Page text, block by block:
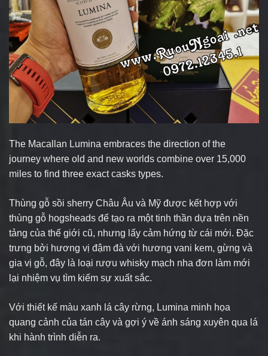
The Macallan Lumina embraces the direction of the
journey where old and new worlds combine over 15,000
miles to find three exact casks types.
Thùng gỗ sồi sherry Châu Âu và Mỹ được kết hợp với
thùng gỗ hogsheads để tạo ra một tinh thần dựa trên nền
tảng của thế giới cũ, nhưng lấy cảm hứng từ cái mới. Đặc
trưng bởi hương vị đậm đà với hương vani kem, gừng và
gia vị gỗ, đây là loại rượu whisky mạch nha đơn làm mới
lại nhiệm vụ tìm kiếm sự xuất sắc.
Với thiết kế màu xanh lá cây rừng, Lumina minh họa
quang cảnh của tán cây và gợi ý về ánh sáng xuyên qua lá
khi hành trình diễn ra.